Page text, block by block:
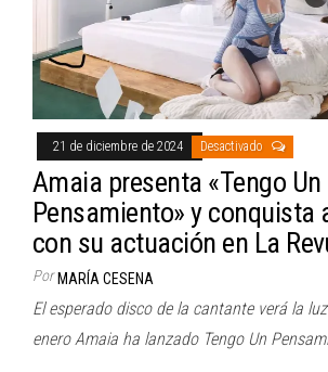
21 de diciembre de 2024 Desactivado
Amaia presenta «Tengo Un
Pensamiento» y conquista
con su actuación en La
Por MARÍA CESENA
El esperado disco de la cantante verá la
enero Amaia ha lanzado Tengo Un